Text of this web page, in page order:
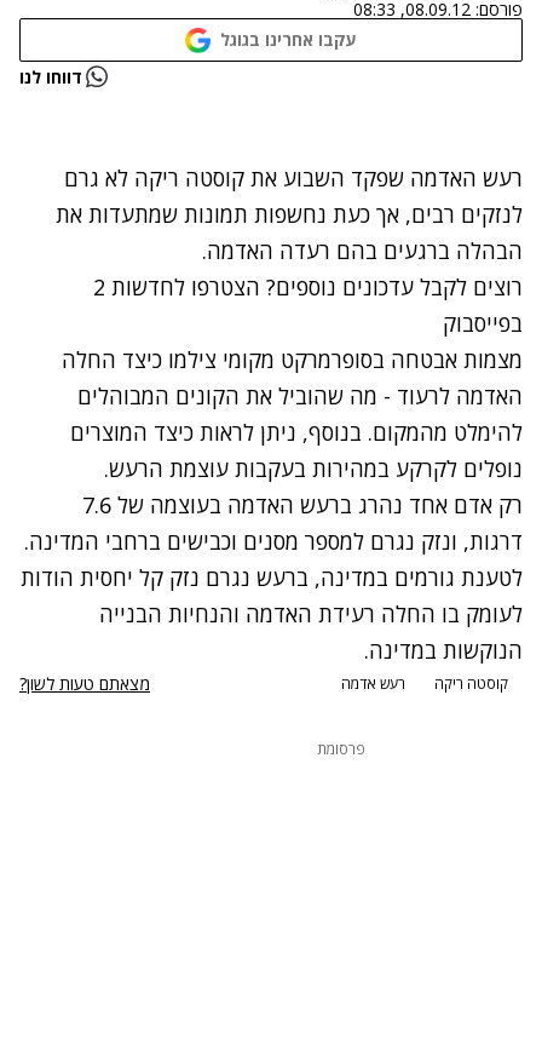
פורסם: 08.09.12, 08:33
עקבו אחרינו בגוגל
נתקלנו בבעיה דווחו לנו
רעש האדמה שפקד השבוע את קוסטה ריקה לא גרם
לנזקים רבים, אך כעת נחשפות תמונות שמתעדות את
הבהלה ברגעים בהם רעדה האדמה.
רוצים לקבל עדכונים נוספים? הצטרפו לחדשות 2
בפייסבוק
מצמות אבטחה בסופרמרקט מקומי צילמו כיצד החלה
האדמה לרעוד - מה שהוביל את הקונים המבוהלים
להימלט מהמקום. בנוסף, ניתן לראות כיצד המוצרים
נופלים לקרקע במהירות בעקבות עוצמת הרעש.
רק אדם אחד נהרג ברעש האדמה בעוצמה של 7.6
דרגות, ונזק נגרם למספר מסנים וכבישים ברחבי המדינה.
לטענת גורמים במדינה, ברעש נגרם נזק קל יחסית הודות
לעומק בו החלה רעידת האדמה והנחיות הבנייה
הנוקשות במדינה.
קוסטה ריקה רעש אדמה מצאתם טעות לשון?
פרסומת